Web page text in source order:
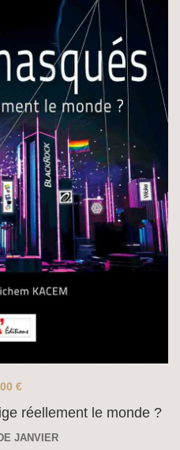
réellement le monde ?
€
JANVIER